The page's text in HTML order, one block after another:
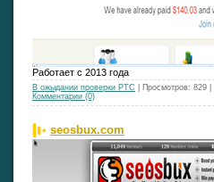
Работает с 2013 года
В ожыдании проверки РТС | Просмотров: 829
Комментарии (0)
seosbux.com